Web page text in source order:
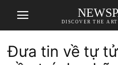
DISCOVER THE
Đưa tin về tự